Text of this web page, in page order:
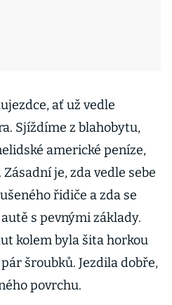
ať už vedle
Sjíždíme z blahobytu,
americké peníze,
je, zda vedle sebe
řidiče a zda se
s pevnými základy.
kolem byla šita horkou
šroubků. Jezdila dobře,
povrchu.